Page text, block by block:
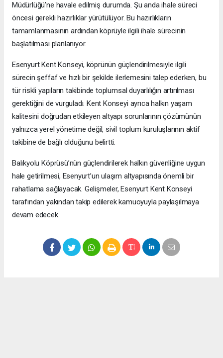
Müdürlüğü’ne havale edilmiş durumda. Şu anda ihale süreci
öncesi gerekli hazırlıklar yürütülüyor. Bu hazırlıkların
tamamlanmasının ardından köprüyle ilgili ihale sürecinin
başlatılması planlanıyor.
Esenyurt Kent Konseyi, köprünün güçlendirilmesiyle ilgili
sürecin şeffaf ve hızlı bir şekilde ilerlemesini talep ederken, bu
tür riskli yapıların takibinde toplumsal duyarlılığın artırılması
gerektiğini de vurguladı. Kent Konseyi ayrıca halkın yaşam
kalitesini doğrudan etkileyen altyapı sorunlarının çözümünün
yalnızca yerel yönetime değil, sivil toplum kuruluşlarının aktif
takibine de bağlı olduğunu belirtti.
Balıkyolu Köprüsü’nün güçlendirilerek halkın güvenliğine uygun
hale getirilmesi, Esenyurt’un ulaşım altyapısında önemli bir
rahatlama sağlayacak. Gelişmeler, Esenyurt Kent Konseyi
tarafından yakından takip edilerek kamuoyuyla paylaşılmaya
devam edecek.